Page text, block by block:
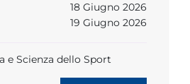
18 Giugno 2026
19 Giugno 2026
e Scienza dello Sport